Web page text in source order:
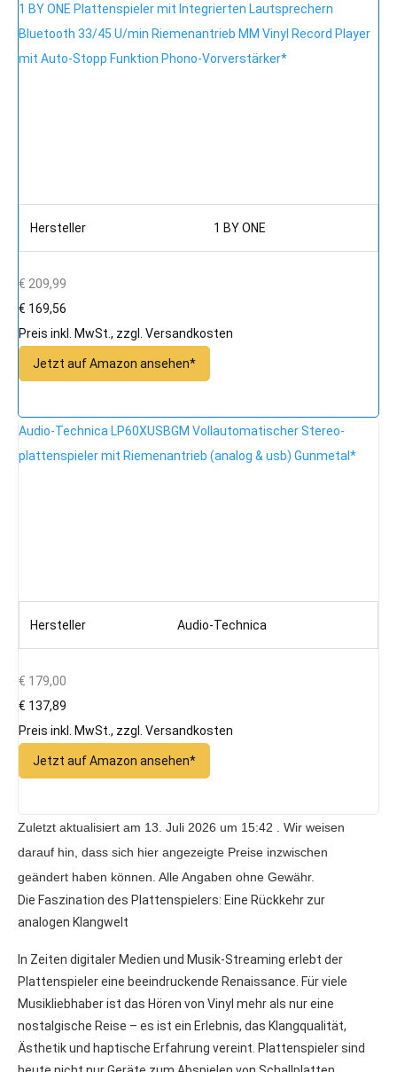
1 BY ONE Plattenspieler mit Integrierten Lautsprechern
Bluetooth 33/45 U/min Riemenantrieb MM Vinyl Record Player
mit Auto-Stopp Funktion Phono-Vorverstärker*
Hersteller 1 BY ONE
€ 209,99
€ 169,56
Preis inkl. MwSt., zzgl. Versandkosten
Jetzt auf Amazon ansehen*
Audio-Technica LP60XUSBGM Vollautomatischer Stereo-
plattenspieler mit Riemenantrieb (analog & usb) Gunmetal*
Hersteller Audio-Technica
€ 179,00
€ 137,89
Preis inkl. MwSt., zzgl. Versandkosten
Jetzt auf Amazon ansehen*
Zuletzt aktualisiert am 13. Juli 2026 um 15:42 . Wir weisen
darauf hin, dass sich hier angezeigte Preise inzwischen
geändert haben können. Alle Angaben ohne Gewähr.
Die Faszination des Plattenspielers: Eine Rückkehr zur
analogen Klangwelt
In Zeiten digitaler Medien und Musik-Streaming erlebt der
Plattenspieler eine beeindruckende Renaissance. Für viele
Musikliebhaber ist das Hören von Vinyl mehr als nur eine
nostalgische Reise – es ist ein Erlebnis, das Klangqualität,
Ästhetik und haptische Erfahrung vereint. Plattenspieler sind